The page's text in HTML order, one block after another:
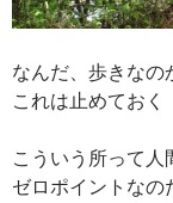
なんだ、歩きな
これは止めておく
こういう所って人
ゼロポイントな